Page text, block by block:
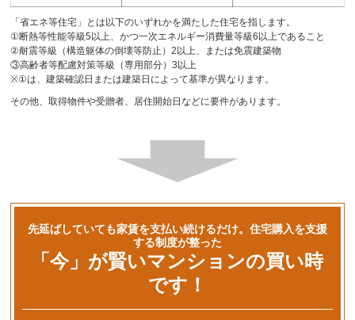
「省エネ等住宅」とは以下のいずれかを満たした住宅を指します。
①断熱等性能等級5以上、かつ一次エネルギー消費量等級6以上であること
②耐震等級（構造躯体の倒壊等防止）2以上、または免震建築物
③高齢者等配慮対策等級（専用部分）3以上
※①は、建築確認日または建築日によって基準が異なります。
その他、取得物件や受贈者、居住開始日などに要件があります。
先延ばしていても家賃を支払い続けるだけ。住宅購入を支援
する制度が整った
「今」が賢いマンションの買い時
です！